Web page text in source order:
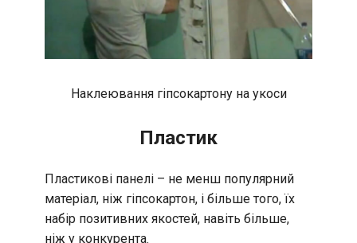
Наклеювання гіпсокартону на укоси
Пластик
Пластикові панелі – не менш популярний
матеріал, ніж гіпсокартон, і більше того, їх
набір позитивних якостей, навіть більше,
ніж у конкурента.